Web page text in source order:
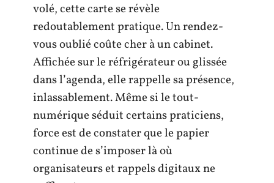
volé, cette carte se révèle
redoutablement pratique. Un rendez-
vous oublié coûte cher à un cabinet.
Affichée sur le réfrigérateur ou glissée
dans l’agenda, elle rappelle sa présence,
inlassablement. Même si le tout-
numérique séduit certains praticiens,
force est de constater que le papier
continue de s’imposer là où
organisateurs et rappels digitaux ne